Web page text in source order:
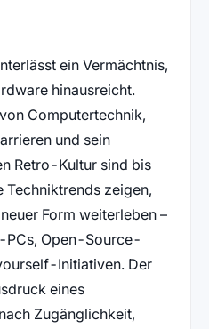
ein Vermächtnis,
hinausreicht.
Computertechnik,
und sein
Retro-Kultur sind bis
Techniktrends zeigen,
Form weiterleben –
PCs, Open-Source-
Initiativen. Der
eines
Zugänglichkeit,